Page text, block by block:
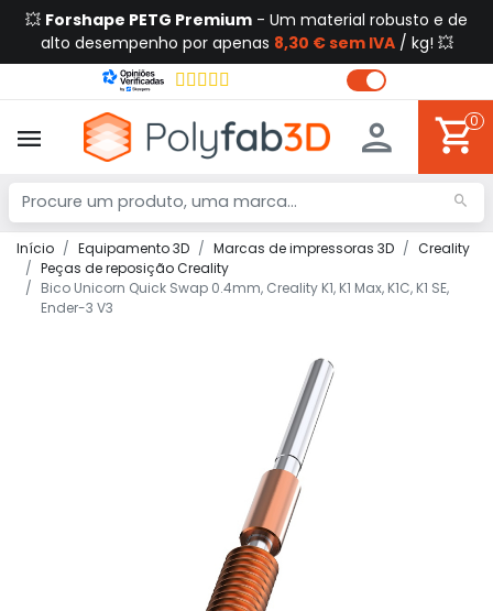
💥 Forshape PETG Premium - Um material robusto e de
alto desempenho por apenas 8,30 € sem IVA/ kg! 💥
0
Início Equipamento 3D Marcas de impressoras 3D
Creality
Peças de reposição Creality
Bico Unicorn Quick Swap 0.4mm, Creality K1, K1 Max, K1C, K1 SE,
Ender-3 V3